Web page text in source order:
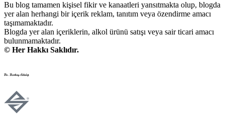
Bu blog tamamen kişisel fikir ve kanaatleri yansıtmakta olup, blogda
yer alan herhangi bir içerik reklam, tanıtım veya özendirme amacı
taşımamaktadır.
Blogda yer alan içeriklerin, alkol ürünü satışı veya sair ticari amacı
bulunmamaktadır.
© Her Hakkı Saklıdır.